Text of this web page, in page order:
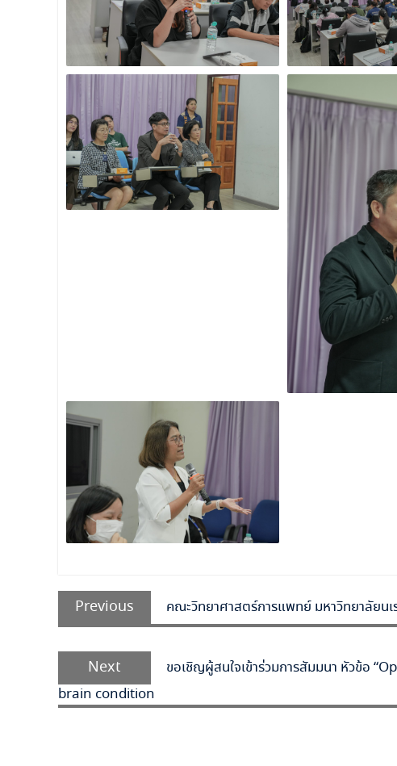
แนะแนว
เรื่อง
Previous
Previous
post:
คณะวิทยาศาสตร์การแพทย์ มหาวิทยาลัยน
Next
Next
post:
ขอเชิญผู้สนใจเข้าร่วมการสัมมนา หัวข้อ
brain condition